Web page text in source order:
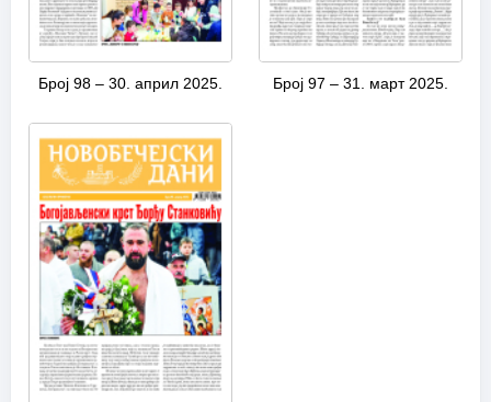
Број 98 – 30. април 2025. Број 97 – 31. март 2025.